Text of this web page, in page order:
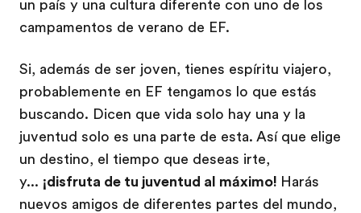
un país y una cultura diferente con uno de los
campamentos de verano de EF.
Si, además de ser joven, tienes espíritu viajero,
probablemente en EF tengamos lo que estás
buscando. Dicen que vida solo hay una y la
juventud solo es una parte de esta. Así que elige
un destino, el tiempo que deseas irte,
y... ¡disfruta de tu juventud al máximo! Harás
nuevos amigos de diferentes partes del mundo,